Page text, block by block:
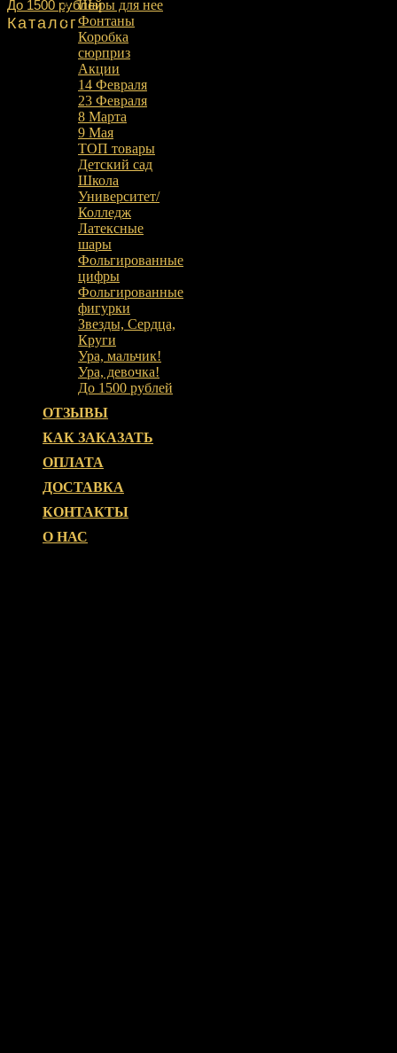
До 1500 рублей
Каталог
Шары для нее
Фонтаны
Коробка
сюрприз
Акции
14 Февраля
23 Февраля
8 Марта
9 Мая
ТОП товары
Детский сад
Школа
Университет/
Колледж
Латексные
шары
Фольгированные
цифры
Фольгированные
фигурки
Звезды, Сердца,
Круги
Ура, мальчик!
Ура, девочка!
До 1500 рублей
ОТЗЫВЫ
КАК ЗАКАЗАТЬ
ОПЛАТА
ДОСТАВКА
КОНТАКТЫ
О НАС